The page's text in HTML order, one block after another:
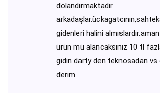
dolandırmaktadır
gidenleri halini
ürün mü alancaksınız 10 tl
gidin darty den teknosadan vs
derim.